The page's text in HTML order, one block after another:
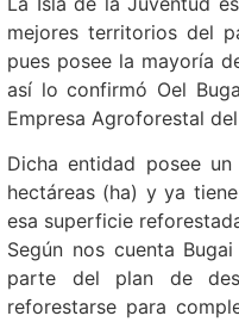
mejores territorios del
pues posee la mayoría
así lo confirmó Oel
Empresa Agroforestal
Dicha entidad posee
hectáreas (ha) y ya
esa superficie
Según nos cuenta
parte del plan de
reforestarse para